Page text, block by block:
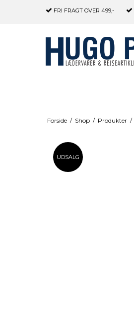
FRI FRAGT OVER 499,-
Forside / Shop / Produkter /
UDSALG